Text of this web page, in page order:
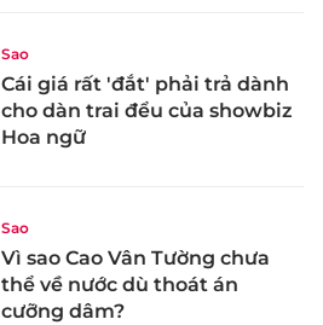
Sao
Cái giá rất 'đắt' phải trả dành
cho dàn trai đểu của showbiz
Hoa ngữ
Sao
Vì sao Cao Vân Tường chưa
thể về nước dù thoát án
cưỡng dâm?